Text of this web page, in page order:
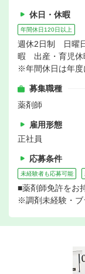
休日・休暇
年間休日120日以上
週休2日制 日
暇 出産・育児休
※年間休日は年度
募集職種
薬剤師
雇用形態
正社員
応募条件
未経験者も応募可能
■薬剤師免許をお
※調剤未経験・ブ